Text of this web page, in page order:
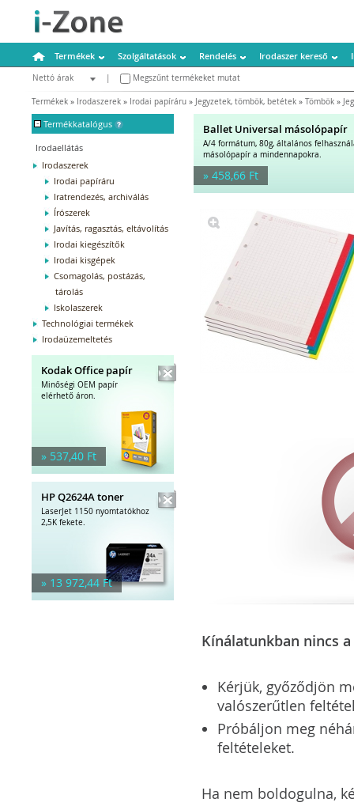
Termékek Szolgáltatások Rendelés Irodaszer kereső
Nettó árak
Megszűnt termékeket mutat
Termékek » Irodaszerek » Irodai papíráru » Jegyzetek, tömbök, betétek » Tömbök »
- Termékkatalógus
Irodaellátás
Irodaszerek
Irodai papíráru
Iratrendezés, archiválás
Írószerek
Javítás, ragasztás, eltávolítás
Irodai kiegészítők
Irodai kisgépek
Csomagolás, postázás,
tárolás
Iskolaszerek
Technológiai termékek
Irodaüzemeltetés
Kodak Office papír
Minőségi OEM papír
elérhető áron.
» 537,40 Ft
HP Q2624A toner
LaserJet 1150 nyomtatókhoz
2,5K fekete.
» 13 972,44 Ft
Ballet Universal másolópapír
A/4 formátum, 80g, általános
másolópapír a mindennapokra.
» 458,66 Ft
Kínálatunkban nincs
Kérjük, győződjön
valószerűtlen
Próbáljon meg
feltételeket.
Ha nem boldogulna,